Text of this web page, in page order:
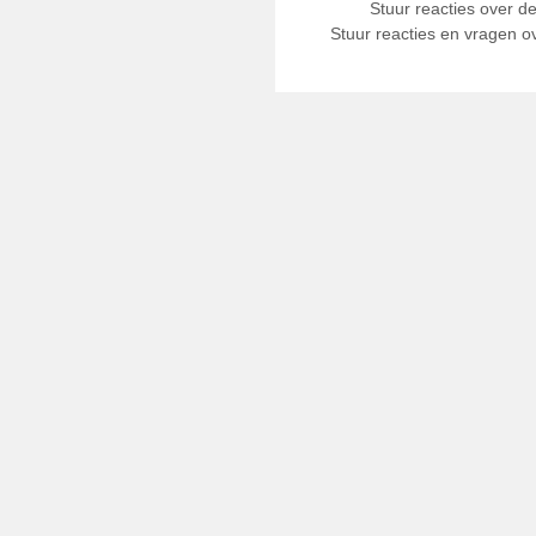
Stuur reacties over
Stuur reacties en vragen